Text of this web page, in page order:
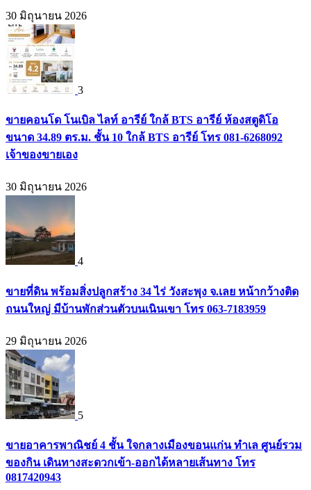
30 มิถุนายน 2026
3
ขายคอนโด โนเบิล ไลท์ อารีย์ ใกล้ BTS อารีย์ ห้องสตูดิโอ
ขนาด 34.89 ตร.ม. ชั้น 10 ใกล้ BTS อารีย์ โทร 081-6268092
เจ้าของขายเอง
30 มิถุนายน 2026
4
ขายที่ดิน พร้อมสิ่งปลูกสร้าง 34 ไร่ วังสะพุง จ.เลย หน้ากว้างติด
ถนนใหญ่ มีบ้านพักส่วนตัวบนเนินเขา โทร 063-7183959
29 มิถุนายน 2026
5
ขายอาคารพาณิชย์ 4 ชั้น ใจกลางเมืองขอนแก่น ทำเล ศูนย์รวม
ของกิน เดินทางสะดวกเข้า-ออกได้หลายเส้นทาง โทร
0817420943